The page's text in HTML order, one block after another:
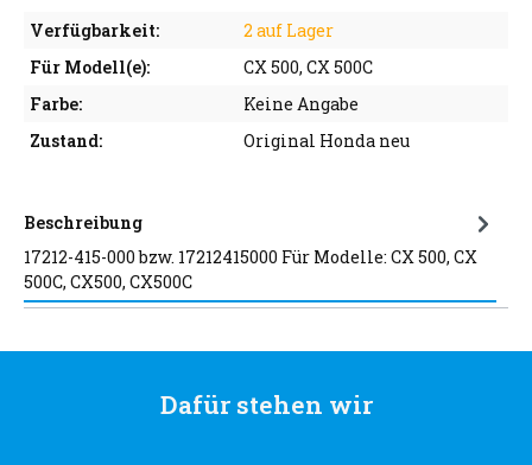
Verfügbarkeit:
2 auf Lager
Für Modell(e):
CX 500, CX 500C
Farbe:
Keine Angabe
Zustand:
Original Honda neu
Beschreibung
17212-415-000 bzw. 17212415000 Für Modelle: CX 500, CX
500C, CX500, CX500C
Dafür stehen wir